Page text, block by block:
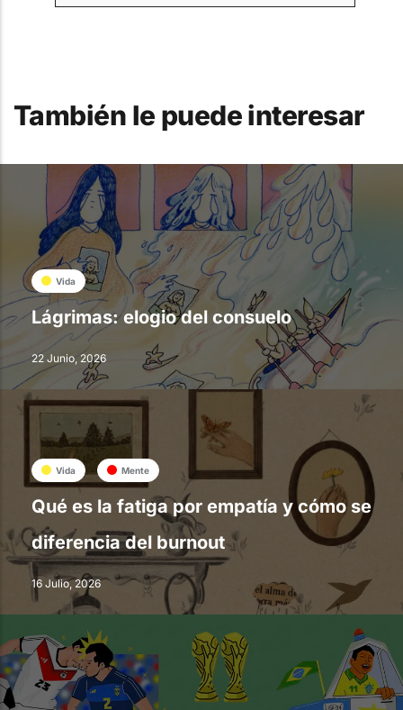
También le puede interesar
Vida
Lágrimas: elogio del consuelo
22 Junio, 2026
Vida Mente
Qué es la fatiga por empatía y cómo se
diferencia del burnout
16 Julio, 2026